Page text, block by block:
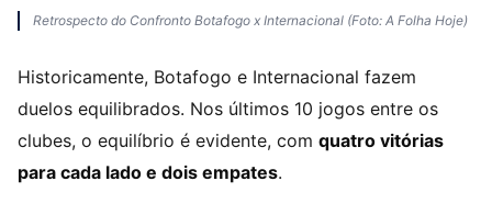
Retrospecto do Confronto Botafogo x Internacional (Foto: A Folha Hoje)
Historicamente, Botafogo e Internacional fazem
duelos equilibrados. Nos últimos 10 jogos entre os
clubes, o equilíbrio é evidente, com quatro vitórias
para cada lado e dois empates.